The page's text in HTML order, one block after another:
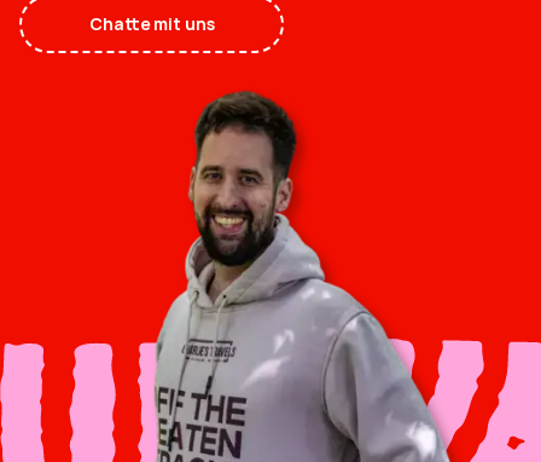
Chatte mit uns